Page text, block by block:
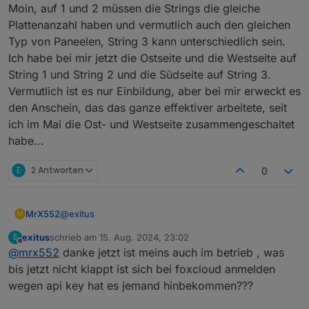
Moin, auf 1 und 2 müssen die Strings die gleiche
Plattenanzahl haben und vermutlich auch den gleichen
Typ von Paneelen, String 3 kann unterschiedlich sein.
Ich habe bei mir jetzt die Ostseite und die Westseite auf
String 1 und String 2 und die Südseite auf String 3.
Vermutlich ist es nur Einbildung, aber bei mir erweckt es
den Anschein, das das ganze effektiver arbeitete, seit
ich im Mai die Ost- und Westseite zusammengeschaltet
habe...
E 2 Antworten 0
M MrX552@exitus
Moin, auf 1 und 2 müssen die Strings die gleiche
Plattenanzahl haben und vermutlich auch den gleichen
Typ von Paneelen, String 3 kann unterschiedlich sein.
Ich habe bei mir jetzt die Ostseite und die Westseite
auf String 1 und String 2 und die Südseite auf String 3.
E
Offline
exitusschrieb am 15. Aug. 2024, 23:02
zuletzt editiert von
@mrx552 danke jetzt ist meins auch im betrieb , was
bis jetzt nicht klappt ist sich bei foxcloud anmelden
wegen api key hat es jemand hinbekommen???